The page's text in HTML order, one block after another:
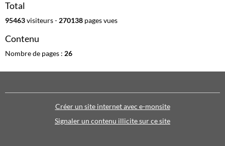
Total
95463visiteurs - 270138 pages vues
Contenu
Nombre de pages : 26
Créer un site internet avec e-monsite
Signaler un contenu illicite sur ce site